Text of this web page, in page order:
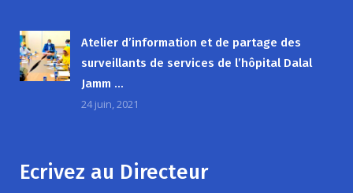
Atelier d’information et de partage des
surveillants de services de l’hôpital Dalal
Jamm …
24 juin, 2021
Ecrivez au Directeur